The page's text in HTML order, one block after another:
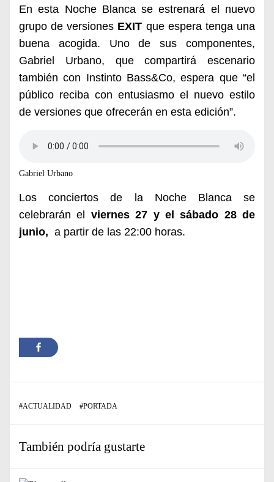
En esta Noche Blanca se estrenará el nuevo
grupo de versiones EXIT que espera tenga una
buena acogida. Uno de sus componentes,
Gabriel Urbano, que compartirá escenario
también con Instinto Bass&Co,espera que“el
público reciba con entusiasmo el nuevo estilo
de versiones que ofrecerán en esta edición”.
Gabriel Urbano
Los conciertos de la Noche Blanca se
celebrarán el viernes 27 y el sábado 28 de
junio, a partir de las 22:00 horas.
#ACTUALIDAD #PORTADA
También podría gustarte